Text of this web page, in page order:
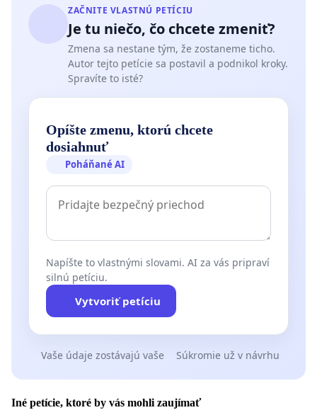
ZAČNITE VLASTNÚ PETÍCIU
Je tu niečo, čo chcete zmeniť?
Zmena sa nestane tým, že zostaneme ticho.
Autor tejto petície sa postavil a podnikol kroky.
Spravíte to isté?
Opíšte zmenu, ktorú chcete
dosiahnuť
Poháňané AI
Napíšte to vlastnými slovami. AI za vás pripraví
silnú petíciu.
Vytvoriť petíciu
Vaše údaje zostávajú vaše Súkromie už v návrhu
Iné petície, ktoré by vás mohli zaujímať